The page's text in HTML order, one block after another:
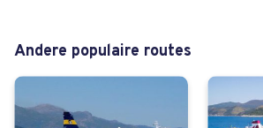
Andere populaire routes